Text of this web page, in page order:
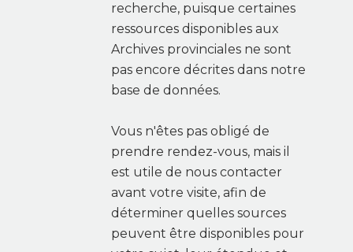
recherche, puisque certaines
ressources disponibles aux
Archives provinciales ne sont
pas encore décrites dans notre
base de données.
Vous n'êtes pas obligé de
prendre rendez-vous, mais il
est utile de nous contacter
avant votre visite, afin de
déterminer quelles sources
peuvent être disponibles pour